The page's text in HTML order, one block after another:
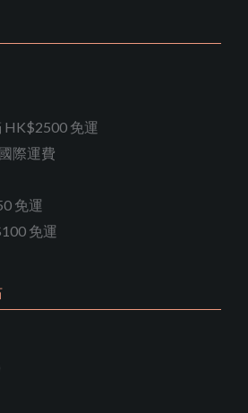
免運
際運費
免運
免運